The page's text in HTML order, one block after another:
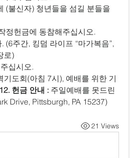
(불신자) 청년들을 섬길 분들을
정헌금에 동참해주십시오.
(6주간, 킹덤 라이프 “마가복음”,
로)
십시오.
도회(아침 7시), 예배를 위한 기
12. 헌금 안내 : 주일예배를 못드린
Drive, Pittsburgh, PA 15237)
21 Views